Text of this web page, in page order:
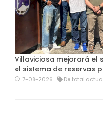
Villaviciosa mejorará el
el sistema de reservas
7-08-2026 De total